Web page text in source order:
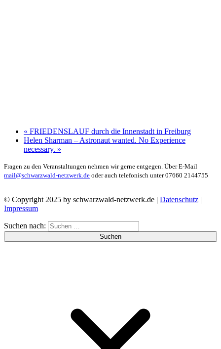
« FRIEDENSLAUF durch die Innenstadt in Freiburg
Helen Sharman – Astronaut wanted. No Experience
necessary. »
Fragen zu den Veranstaltungen nehmen wir gerne entgegen. Über E-Mail
mail@schwarzwald-netzwerk.de oder auch telefonisch unter 07660 2144755
© Copyright 2025 by schwarzwald-netzwerk.de | Datenschutz
Impressum
Suchen nach: